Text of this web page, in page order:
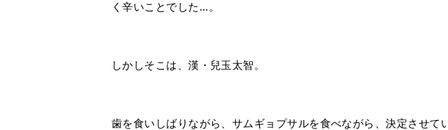
く辛いことでした...。
しかしそこは、漢・兒玉太智。
歯を食いしばりながら、サムギョプサルを食べながら、決定させて